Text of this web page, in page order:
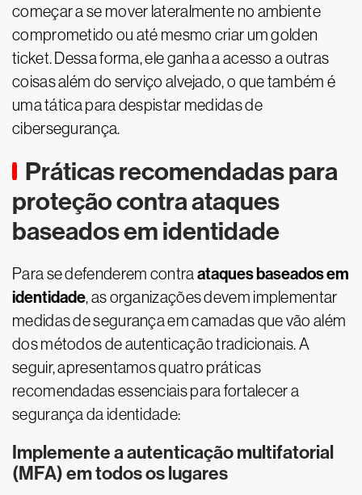
começar a se mover lateralmente no ambiente
comprometido ou até mesmo criar um golden
ticket. Dessa forma, ele ganha a acesso a outras
coisas além do serviço alvejado, o que também é
uma tática para despistar medidas de
cibersegurança.
Práticas recomendadas para
proteção contra ataques
baseados em identidade
Para se defenderem contra ataques baseados em
identidade, as organizações devem implementar
medidas de segurança em camadas que vão além
dos métodos de autenticação tradicionais. A
seguir, apresentamos quatro práticas
recomendadas essenciais para fortalecer a
segurança da identidade:
Implemente a autenticação multifatorial
(MFA) em todos os lugares